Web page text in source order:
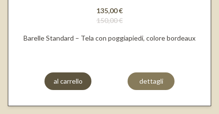
135,00 €
150,00 €
Barelle Standard – Tela con poggiapiedi, colore bordeaux
al carrello dettagli